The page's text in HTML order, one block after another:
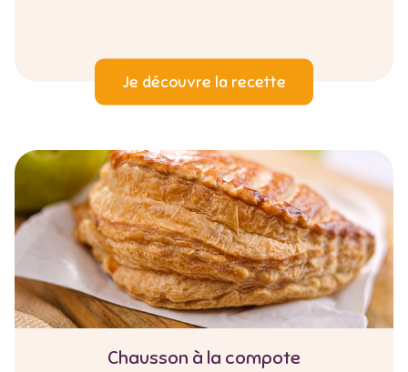
Je découvre la recette
Chausson à la compote